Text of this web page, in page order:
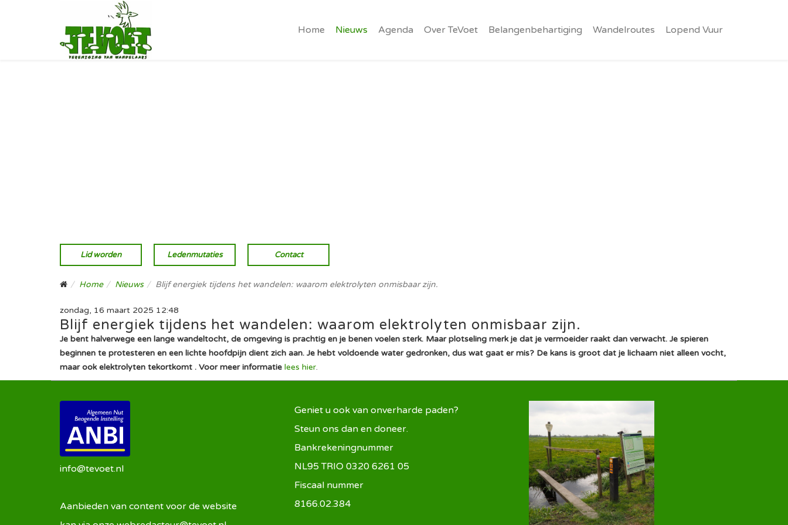
Home Nieuws Agenda Over TeVoet Belangenbehartiging Wandelroutes Lopend Vuur
Lid worden Ledenmutaties Contact
Home Nieuws Blijf energiek tijdens het wandelen: waarom elektrolyten onmisbaar zijn.
zondag, 16 maart 2025 12:48
Blijf energiek tijdens het wandelen: waarom elektrolyten onmisbaar zijn.
Je bent halverwege een lange wandeltocht, de omgeving is prachtig en je benen voelen sterk. Maar plotseling merk je dat je vermoeider raakt dan verwacht. Je spieren
beginnen te protesteren en een lichte hoofdpijn dient zich aan. Je hebt voldoende water gedronken, dus wat gaat er mis? De kans is groot dat je lichaam niet alleen vocht,
maar ook elektrolyten tekortkomt . Voor meer informatie lees hier.
info@tevoet.nl
Aanbieden van content voor de website
Geniet u ook van onverharde paden?
Steun ons dan en doneer.
Bankrekeningnummer
NL95 TRIO 0320 6261 05
Fiscaal nummer
8166.02.384